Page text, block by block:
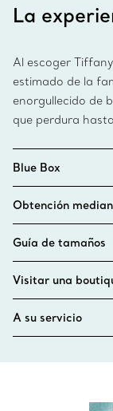
La
Al escoger
estimado de la
enorgullecido de
que perdura
Blue Box
Obtención
Guía de tamaños
Visitar una
A su servicio